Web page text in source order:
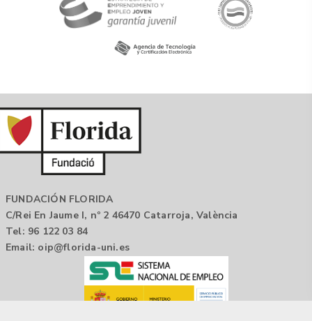
FUNDACIÓN FLORIDA
C/Rei En Jaume I, nº 2 46470 Catarroja, València
Tel: 96 122 03 84
Email: oip@florida-uni.es